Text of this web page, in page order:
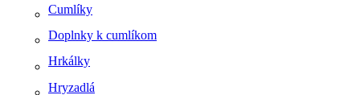
Cumlíky
Doplnky k cumlíkom
Hrkálky
Hryzadlá